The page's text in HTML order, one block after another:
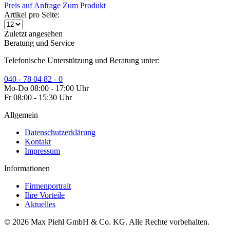
Preis auf Anfrage Zum Produkt
Artikel pro Seite:
Zuletzt angesehen
Beratung und Service
Telefonische Unterstützung und Beratung unter:
040 - 78 04 82 - 0
Mo-Do 08:00 - 17:00 Uhr
Fr 08:00 - 15:30 Uhr
Allgemein
Datenschutzerklärung
Kontakt
Impressum
Informationen
Firmenportrait
Ihre Vorteile
Aktuelles
© 2026 Max Piehl GmbH & Co. KG. Alle Rechte vorbehalten.